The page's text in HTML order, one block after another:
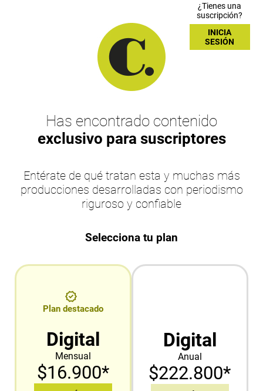
¿Tienes una
suscripción?
INICIA
SESIÓN
Has encontrado contenido
exclusivo para suscriptores
Entérate de qué tratan esta y muchas más
producciones desarrolladas con periodismo
riguroso y confiable
Selecciona tu plan
Plan destacado
Digital
Mensual
$16.900*
Digital
Anual
$222.800*